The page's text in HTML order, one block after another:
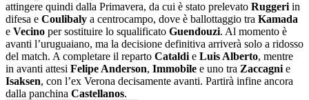
attingere quindi dalla Primavera, da cui è stato prelevato Ruggeri in
difesa e Coulibaly a centrocampo, dove è ballottaggio tra Kamada
e Vecino per sostituire lo squalificato Guendouzi. Al momento è
avanti l’uruguaiano, ma la decisione definitiva arriverà solo a ridosso
del match. A completare il reparto Cataldi e Luis Alberto, mentre
in avanti attesi Felipe Anderson, Immobile e uno tra Zaccagni e
Isaksen, con l’ex Verona decisamente avanti. Partirà infine ancora
dalla panchina Castellanos.